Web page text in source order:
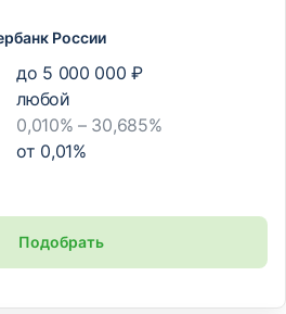
России
до 5 000 000 ₽
любой
0,010% – 30,685%
от 0,01%
Подобрать